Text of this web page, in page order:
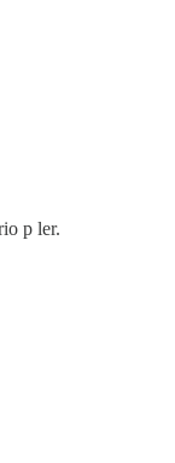
p ler.